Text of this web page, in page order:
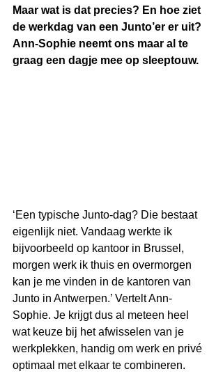
Maar wat is dat precies? En hoe ziet
de werkdag van een Junto’er er uit?
Ann-Sophie neemt ons maar al te
graag een dagje mee op sleeptouw.
‘Een typische Junto-dag? Die bestaat
eigenlijk niet. Vandaag werkte ik
bijvoorbeeld op kantoor in Brussel,
morgen werk ik thuis en overmorgen
kan je me vinden in de kantoren van
Junto in Antwerpen.’ Vertelt Ann-
Sophie. Je krijgt dus al meteen heel
wat keuze bij het afwisselen van je
werkplekken, handig om werk en privé
optimaal met elkaar te combineren.